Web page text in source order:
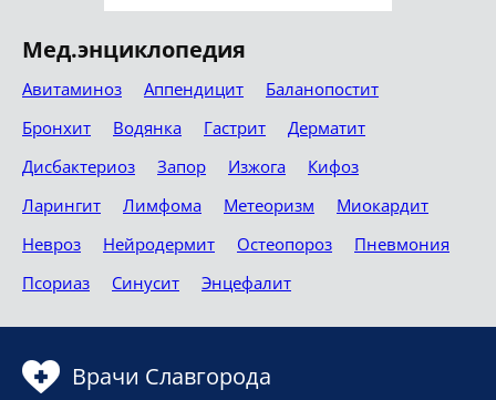
Мед.энциклопедия
Авитаминоз Аппендицит
Баланопостит
Бронхит
Водянка Гастрит
Дерматит
Дисбактериоз
Запор Изжога
Кифоз
Ларингит
Лимфома Метеоризм
Миокардит
Невроз
Нейродермит Остеопороз
Пневмония
Псориаз
Синусит Энцефалит
Врачи Славгорода